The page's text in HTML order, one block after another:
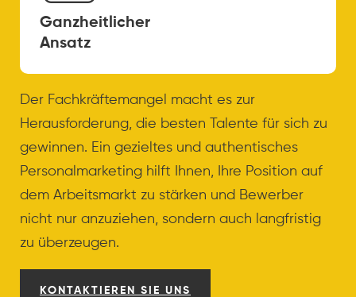
Ganzheitlicher
Ansatz
Der Fachkräftemangel macht es zur
Herausforderung, die besten Talente für sich zu
gewinnen. Ein gezieltes und authentisches
Personalmarketing hilft Ihnen, Ihre Position auf
dem Arbeitsmarkt zu stärken und Bewerber
nicht nur anzuziehen, sondern auch langfristig
zu überzeugen.
KONTAKTIEREN SIE UNS